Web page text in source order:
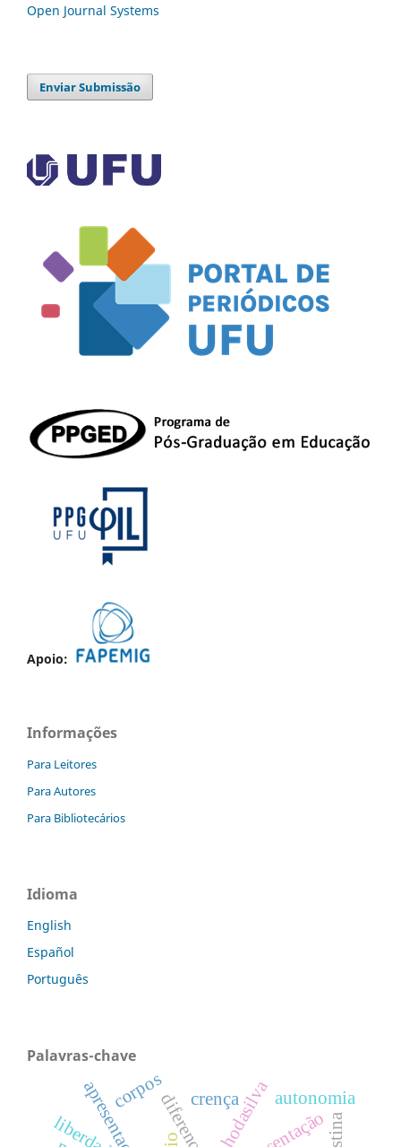
Open Journal Systems
Enviar Submissão
Apoio:
Informações
Para Leitores
Para Autores
Para Bibliotecários
Idioma
English
Español
Português
Palavras-chave
diferenças
corpos crença autonomia